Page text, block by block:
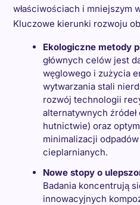
właściwościach i mniejszym
Kluczowe kierunki rozwoju
Ekologiczne metody
głównych celów jest
węglowego i zużycia
wytwarzania stali
rozwój technologii
alternatywnych
hutnictwie) oraz
minimalizacji
cieplarnianych.
Nowe stopy o
Badania koncentrują
innowacyjnych